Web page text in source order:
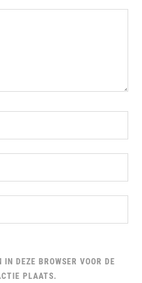
DEZE BROWSER VOOR DE
PLAATS.